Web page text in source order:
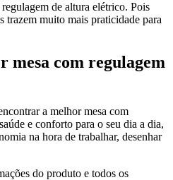
de altura elétrico. Pois
trazem muito mais praticidade para
mesa com regulagem
a melhor mesa com
e conforto para o seu dia a dia,
na hora de trabalhar, desenhar
do produto e todos os